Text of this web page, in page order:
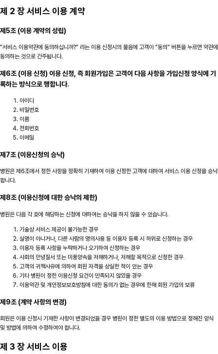
제 2 장 서비스 이용 계약
제5조 (이용 계약의 성립)
"서비스 이용약관에 동의하십니까?" 라는 이용 신청시의 물음에 고객이 "동의" 버튼을 누르면 약관에
동의하는 것으로 간주됩니다.
제6조 (이용 신청) 이용 신청, 즉 회원가입은 고객이 다음 사항을 가입신청 양식에 기
록하는 방식으로 행합니다.
아이디
비밀번호
이름
전화번호
이메일
제7조 (이용신청의 승낙)
병원은 제6조에서 정한 사항을 정확히 기재하여 이용 신청한 고객에 대하여 서비스 이용 신청을 승낙
합니다.
제8조 (이용신청에 대한 승낙의 제한)
병원은 다음 각 호에 해당하는 신청에 대하여는 승낙을 하지 않을 수 있습니다.
기술상 서비스 제공이 불가능한 경우
실명이 아니거나, 다른 사람의 명의사용 등 이용자 등록 시 허위로 신청하는 경우
이용자 등록 사항을 누락하거나 오기하여 신청하는 경우
사회의 안녕질서 또는 미풍양속을 저해하거나, 저해할 목적으로 신청한 경우
고객의 귀책사유에 의하여 회원 자격을 상실한 적이 있는 경우
기타 병원이 정한 이용신청 요건이 만족되지 않았을 경우
이용약관 및 개인정보보호방침에 대한 동의가 없는 경우에 한해 회원 가입의 보류
제9조 (계약 사항의 변경)
회원은 이용 신청시 기재한 사항이 변경되었을 경우 병원이 정한 별도의 이용 방법으로 정해진 양식
및 방법에 의하여 수정하여야 합니다.
제 3 장 서비스 이용